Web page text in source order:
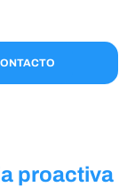
proactiva